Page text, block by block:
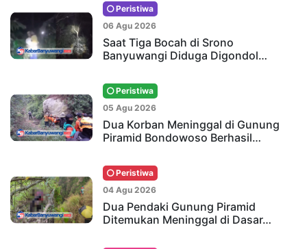
Peristiwa
06 Agu 2026
Saat Tiga Bocah di Srono
Banyuwangi Diduga Digondol…
Peristiwa
05 Agu 2026
Dua Korban Meninggal di Gunung
Piramid Bondowoso Berhasil…
Peristiwa
04 Agu 2026
Dua Pendaki Gunung Piramid
Ditemukan Meninggal di Dasar…